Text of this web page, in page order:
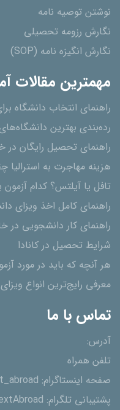
نوشتن توصیه نامه
نگارش رزومه تحصیلی
نگارش انگیزه نامه (SOP)
مهمترین مقالات
راهنمای انتخاب دانشگاه
رده‌بندی بهترین
راهنمای تحصیل رایگان در
هزینه مهاجرت به استرالیا
تافل یا آیلتس؟ کدام
راهنمای کامل اخذ ویزای
راهنمای کار دانشجویی در
شرایط تحصیل در کانادا
هر آنچه که باید در مورد
معرفی رایج‌ترین انواع ویزای
تماس با ما
آدرس:
تلفن همراه
صفحه اینستاگرام:
پشتیبانی تلگرام: